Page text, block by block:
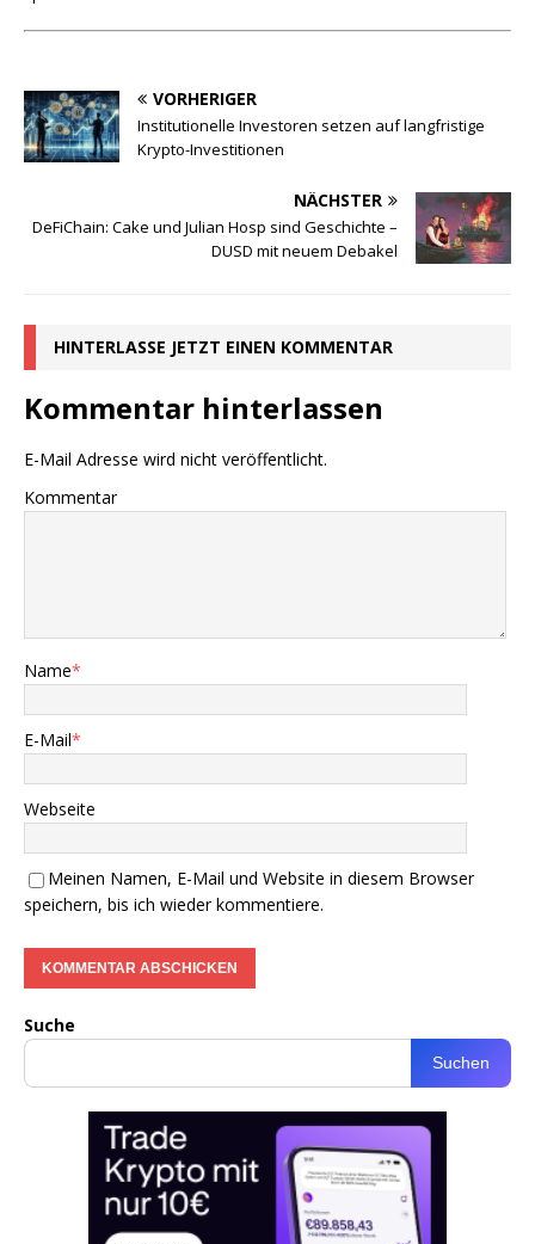
VORHERIGER
Institutionelle Investoren setzen auf langfristige
Krypto-Investitionen
NÄCHSTER
DeFiChain: Cake und Julian Hosp sind Geschichte –
DUSD mit neuem Debakel
HINTERLASSE JETZT EINEN KOMMENTAR
Kommentar hinterlassen
E-Mail Adresse wird nicht veröffentlicht.
Kommentar
Name*
E-Mail*
Webseite
Meinen Namen, E-Mail und Website in diesem Browser
speichern, bis ich wieder kommentiere.
Suche
Suchen